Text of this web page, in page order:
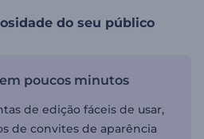
do seu público
poucos minutos
de edição fáceis de usar,
de convites de aparência